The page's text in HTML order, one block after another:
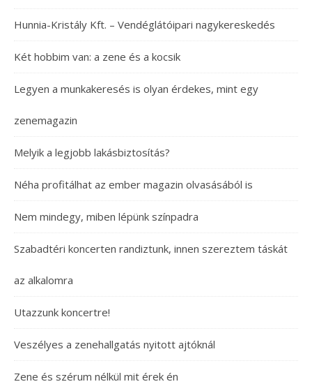
Hunnia-Kristály Kft. – Vendéglátóipari nagykereskedés
Két hobbim van: a zene és a kocsik
Legyen a munkakeresés is olyan érdekes, mint egy
zenemagazin
Melyik a legjobb lakásbiztosítás?
Néha profitálhat az ember magazin olvasásából is
Nem mindegy, miben lépünk színpadra
Szabadtéri koncerten randiztunk, innen szereztem táskát
az alkalomra
Utazzunk koncertre!
Veszélyes a zenehallgatás nyitott ajtóknál
Zene és szérum nélkül mit érek én